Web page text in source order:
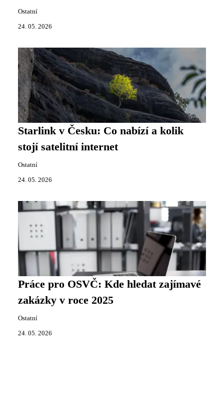
Ostatní
24. 05. 2026
Starlink v Česku: Co nabízí a kolik
stojí satelitní internet
Ostatní
24. 05. 2026
Práce pro OSVČ: Kde hledat zajímavé
zakázky v roce 2025
Ostatní
24. 05. 2026